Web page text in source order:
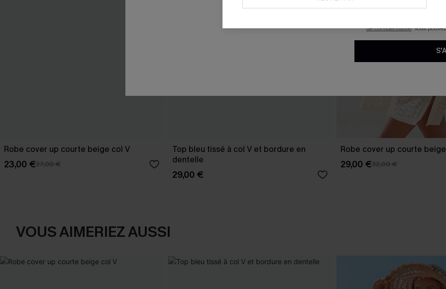
Robe cover up courte beige col V
23,00 €27,00 €
Top bleu tissé à col V et bordure en
dentelle
29,00 €
Robe cover up courte
29,00 €32,00 €
VOUS AIMERIEZ AUSSI
de confidentialité. Vous